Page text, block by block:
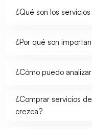
¿Qué son los
¿Por qué son
¿Cómo puedo
¿Comprar servicios
crezca?